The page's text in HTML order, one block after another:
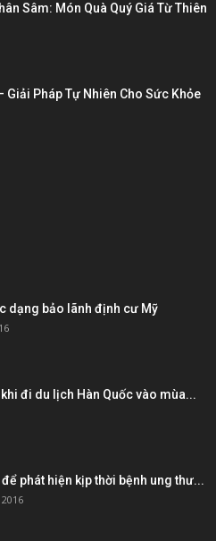
Sâm: Món Quà Quý Giá Từ Thiên
Giải Pháp Tự Nhiên Cho Sức Khỏe
dạng bảo lãnh định cư Mỹ
đi du lịch Hàn Quốc vào mùa...
phát hiện kịp thời bệnh ung thư...